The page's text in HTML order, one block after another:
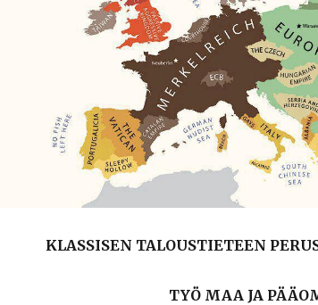
KLASSISEN TALOUSTIETEEN
TYÖ MAA JA